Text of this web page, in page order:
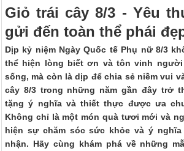
Giỏ trái cây 8/3 - Yêu
gửi đến toàn thể phái
Dịp kỷ niệm Ngày Quốc tế Phụ nữ 8/3
thể hiện lòng biết ơn và tôn vinh
sống, mà còn là dịp để chia sẻ niềm vui
cây 8/3 trong những năm gần đây trở
tặng ý nghĩa và thiết thực được ưa
Không chỉ là một món quà tươi mới và
hiện sự chăm sóc sức khỏe và ý
nhận. Hãy cùng khám phá về những